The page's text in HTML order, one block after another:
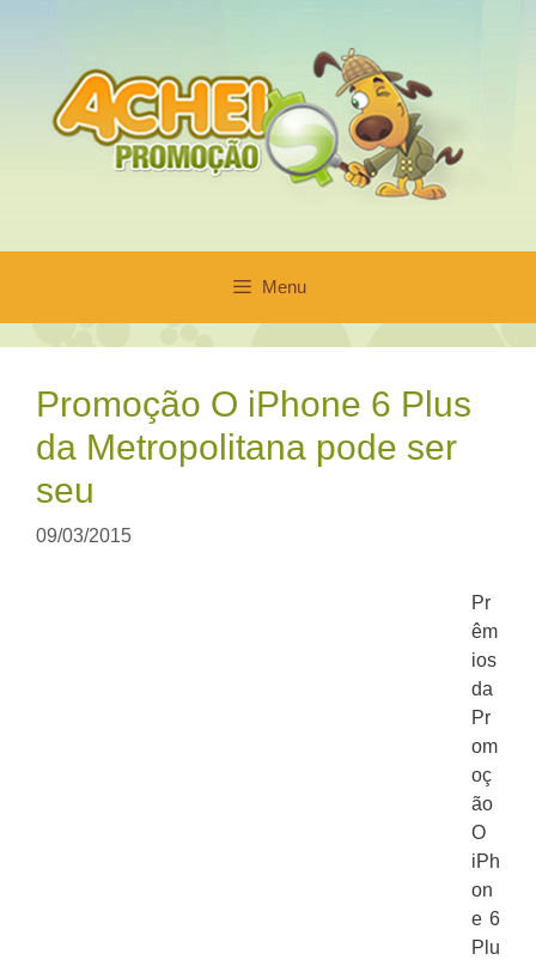
conteúdo
Menu
Promoção O iPhone 6 Plus
da Metropolitana pode ser
seu
09/03/2015
Pr
êm
ios
da
Pr
om
oç
ão
O
iPh
on
e 6
Plu